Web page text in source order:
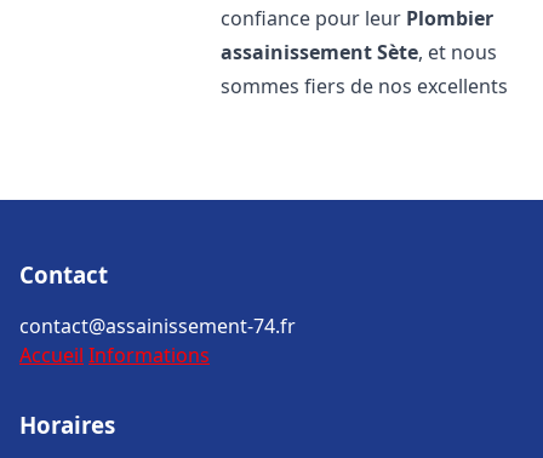
confiance pour leur Plombier
assainissementSète, et nous
sommes fiers de nos excellents
Contact
contact@assainissement-74.fr
Accueil Informations
Horaires